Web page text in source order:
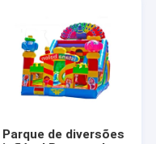
Parque de diversões